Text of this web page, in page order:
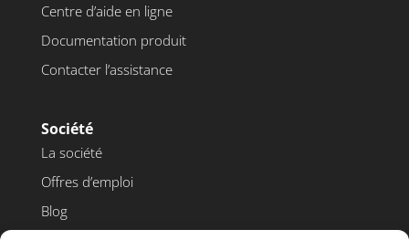
Centre d’aide en ligne
Documentation produit
Contacter l’assistance
Société
La société
Offres d’emploi
Blog